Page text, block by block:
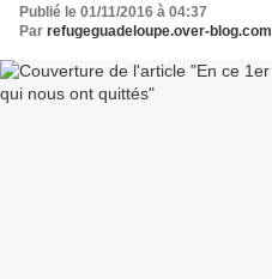
Publié le 01/11/2016 à 04:37
Par refugeguadeloupe.over-blog.com